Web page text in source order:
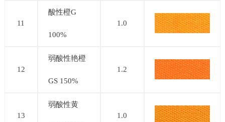
11
酸性橙G
100%
1.0
12
弱酸性艳橙
GS 150%
1.2
13
弱酸性黄
1.0